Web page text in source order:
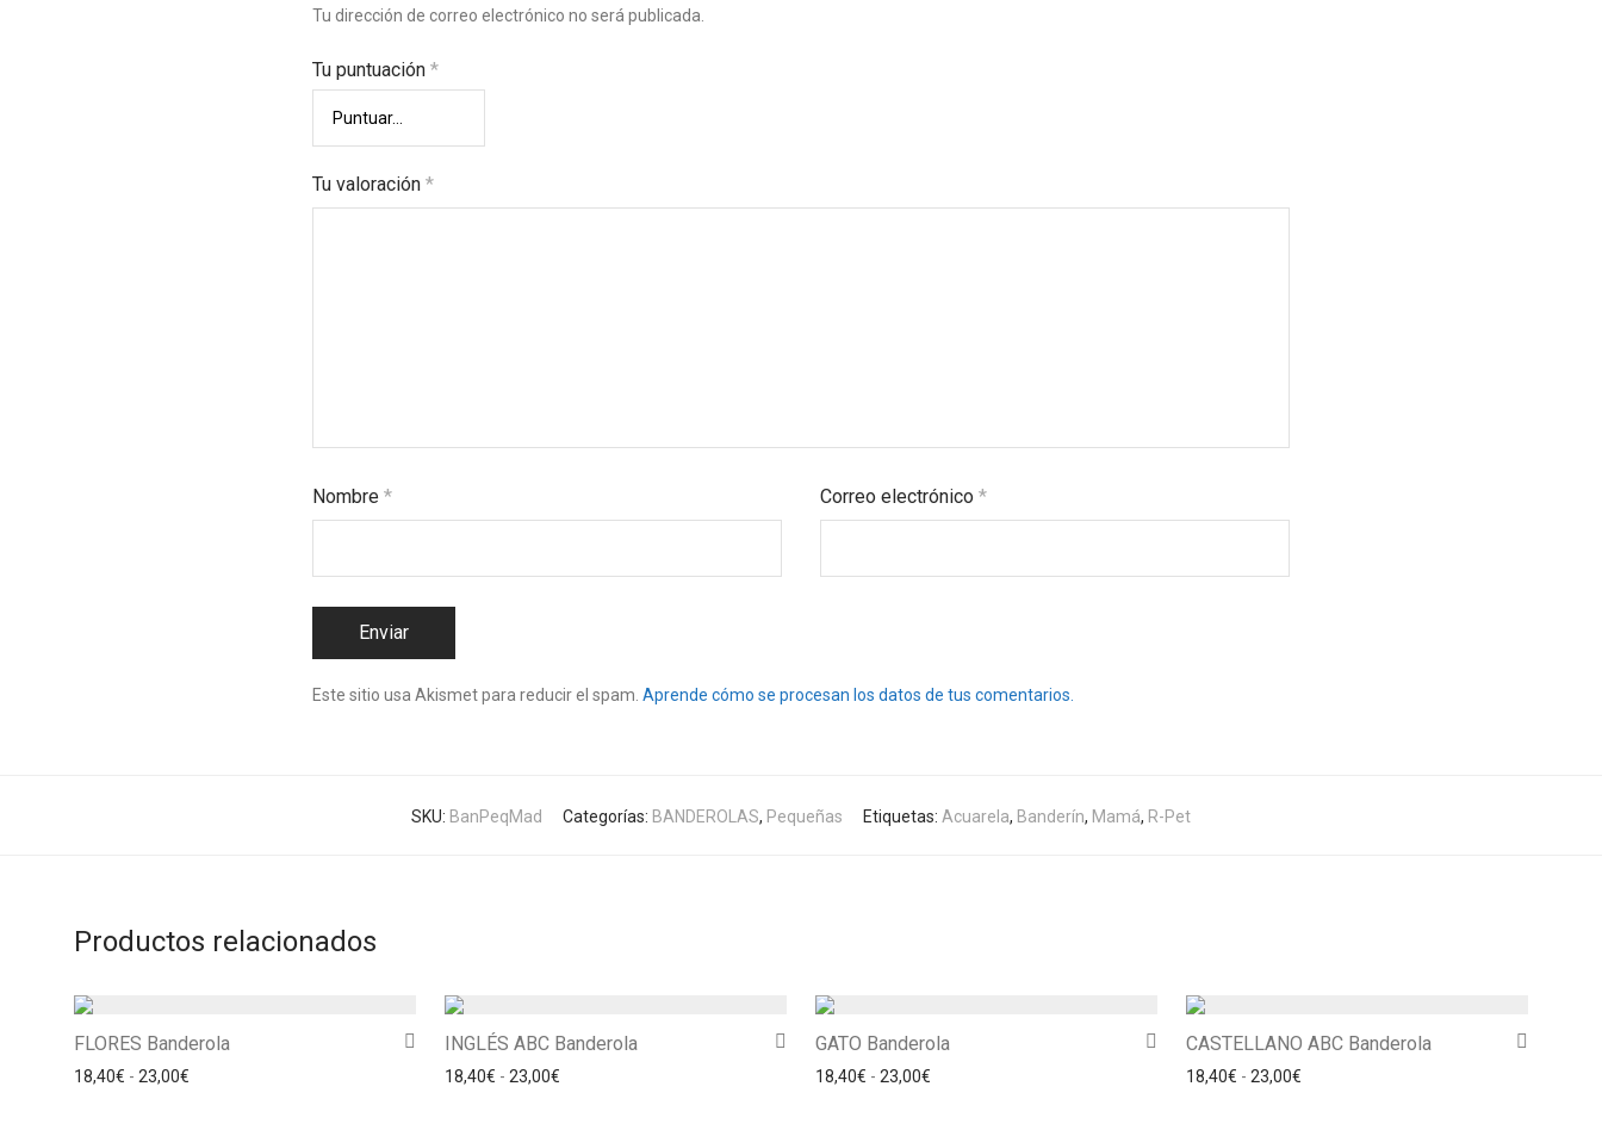
Tu dirección de correo electrónico no será publicada.
Tu puntuación *
Tu valoración *
Nombre * Correo electrónico*
Este sitio usa Akismet para reducir el spam. Aprende cómo se procesan los datos de tus comentarios.
SKU: BanPeqMad Categorías: BANDEROLAS, Pequeñas Etiquetas: Acuarela, Banderín, Mamá, R-Pet
Productos relacionados
FLORES Banderola
18,40€ - 23,00€ Rango de precios: desde 18,40€ hasta 23,00€
INGLÉS ABC Banderola
18,40€ - 23,00€ Rango de precios: desde 18,40€ hasta 23,00€
GATO Banderola
18,40€ - 23,00€ Rango de precios: desde 18,40€ hasta 23,00€
CASTELLANO ABC Banderola
18,40€ - 23,00€